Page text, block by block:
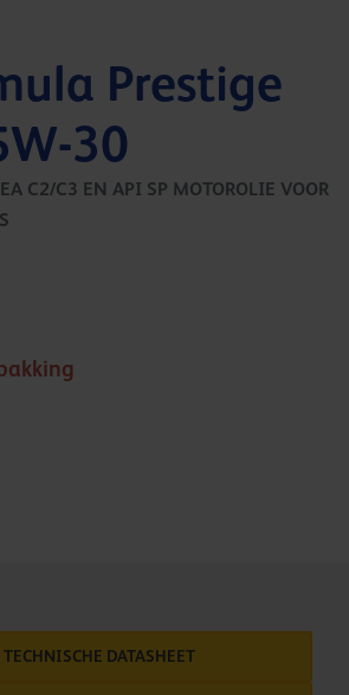
Prestige
30
C2/C3 EN API SP MOTOROLIE VOOR
TECHNISCHE DATASHEET